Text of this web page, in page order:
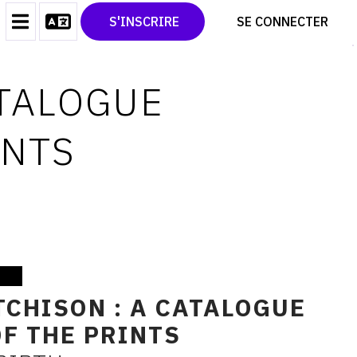
S'INSCRIRE SE CONNECTER
CONTACT
CGU
TWITTER
PINTEREST
: A CATALOGUE
THE PRINTS